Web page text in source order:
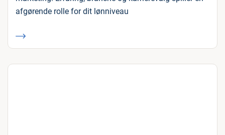
afgørende rolle for dit lønniveau